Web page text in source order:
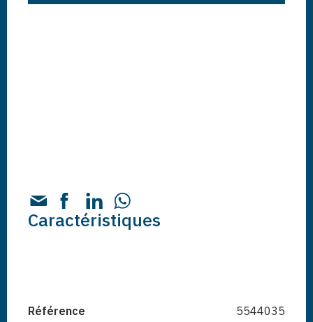
Caractéristiques
Référence 5544035